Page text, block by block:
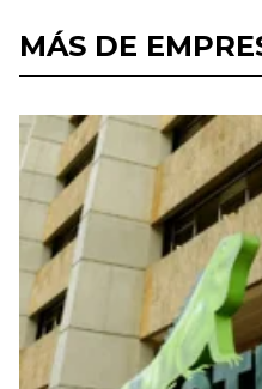
MÁS DE